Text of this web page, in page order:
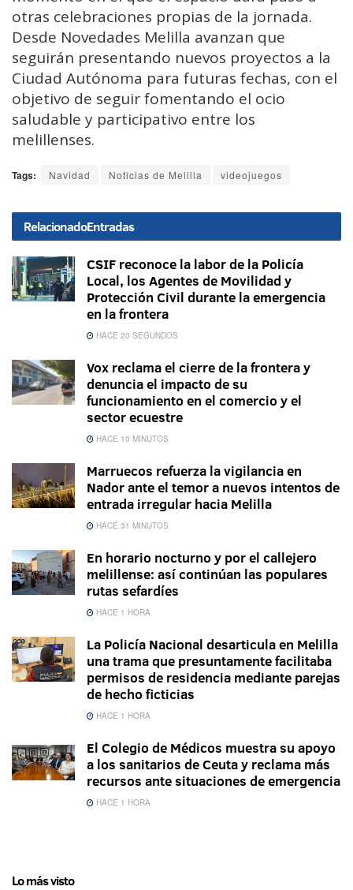
otras celebraciones propias de la jornada.
Desde Novedades Melilla avanzan que
seguirán presentando nuevos proyectos a la
Ciudad Autónoma para futuras fechas, con el
objetivo de seguir fomentando el ocio
saludable y participativo entre los
melillenses.
Tags: Navidad Noticias de Melilla videojuegos
RelacionadoEntradas
CSIF reconoce la labor de la Policía
Local, los Agentes de Movilidad y
Protección Civil durante la emergencia
en la frontera
HACE 20 SEGUNDOS
Vox reclama el cierre de la frontera y
denuncia el impacto de su
funcionamiento en el comercio y el
sector ecuestre
HACE 10 MINUTOS
Marruecos refuerza la vigilancia en
Nador ante el temor a nuevos intentos de
entrada irregular hacia Melilla
HACE 31 MINUTOS
En horario nocturno y por el callejero
melillense: así continúan las populares
rutas sefardíes
HACE 1 HORA
La Policía Nacional desarticula en Melilla
una trama que presuntamente facilitaba
permisos de residencia mediante parejas
de hecho ficticias
HACE 1 HORA
El Colegio de Médicos muestra su apoyo
a los sanitarios de Ceuta y reclama más
recursos ante situaciones de emergencia
HACE 1 HORA
Lo más visto